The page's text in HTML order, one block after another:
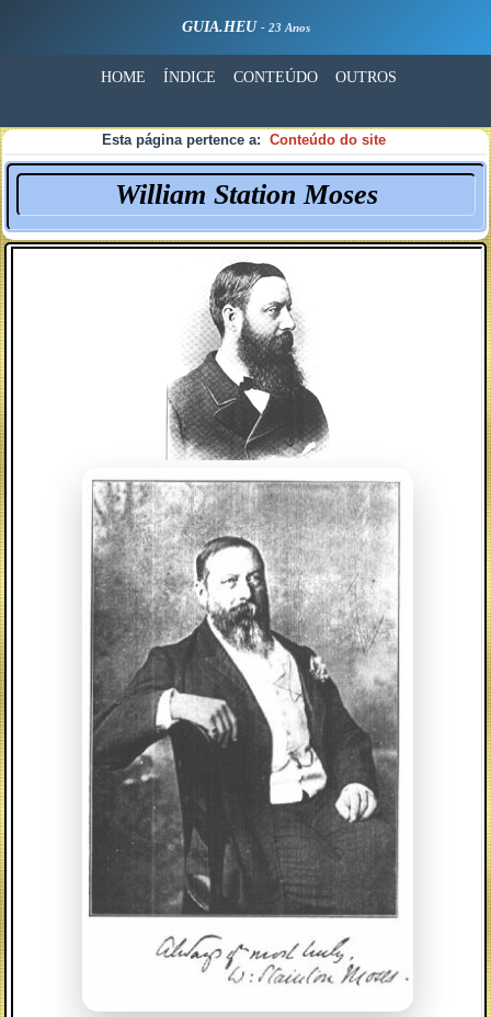
GUIA.HEU - 23 Anos
HOME ÍNDICE CONTEÚDO OUTROS
Esta página pertence a: Conteúdo do site
William Station Moses